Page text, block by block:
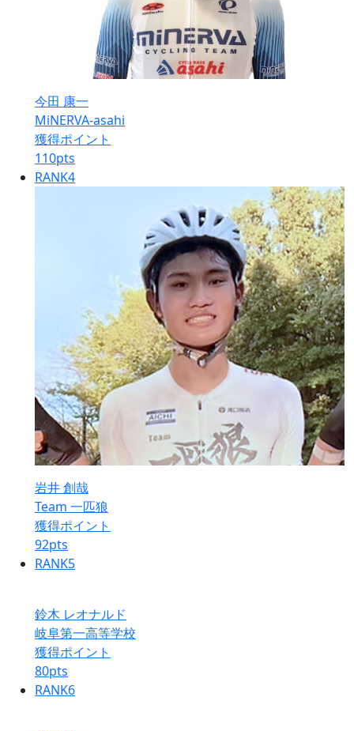
今田 康一
MiNERVA-asahi
獲得ポイント
110pts
RANK4
岩井 創哉
Team 一匹狼
獲得ポイント
92pts
RANK5
鈴木 レオナルド
岐阜第一高等学校
獲得ポイント
80pts
RANK6